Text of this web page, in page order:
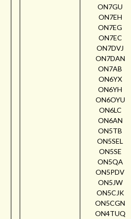
ON7GU
ON7EH
ON7EG
ON7EC
ON7DVJ
ON7DAN
ON7AB
ON6YX
ON6YH
ON6OYU
ON6LC
ON6AN
ON5TB
ON5SEL
ON5SE
ON5QA
ON5PDV
ON5JW
ON5CJK
ON5CGN
ON4TUQ